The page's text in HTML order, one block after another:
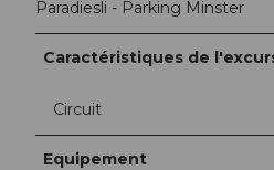
Paradiesli - Parking Minster
Caractéristiques de
Circuit
Equipement